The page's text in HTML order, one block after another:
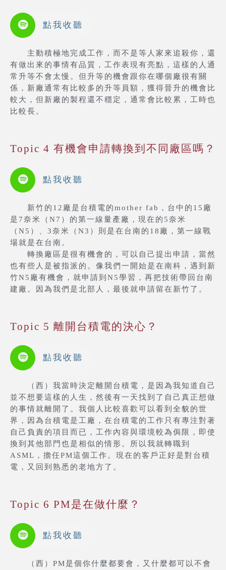
點我收聽
主動積極地完成工作，而不是等人家來追殺你，還
有做出來的事情有品質，工作表現有亮點，這樣的人通
常升等不會太慢。但升等的機會跟你在哪個廠很有關
係，新廠通常有比較多的升等員額，獲得晉升的機會比
較大，但新廠的製程還不穩定，通常會比較累，工時也
比較長。
Topic 4 有機會申請轉換到不同廠區嗎？
點我收聽
新竹的12廠是台積電的mother fab，台中的15廠
是7奈米（N7）的第一線量產廠，現在的5奈米
（N5）、3奈米（N3）則是在台南的18廠，第一線戰
場就是在台南。
轉換廠區是很有機會的，可以自己提出申請，當然
也有些人是被指派的。像我們一開始是在南科，遇到新
竹N5廠有機會，就申請到N5學習，再把技術帶回台南
建廠。因為我們是北部人，最後就申請留在新竹了。
Topic 5 離開台積電的決心？
點我收聽
（西）我當時決定離開台積電，是因為我知道自己
並不想要這樣的人生，然後有一天找到了自己真正想做
的事情就離開了。我個人比較喜歡可以看到全貌的世
界，因為台積電是工廠，在台積電的工作只有專注對著
自己負責的項目而已，工作內容與環境較為侷限，即使
換到其他部門也是相似的情形。所以我就轉職到
ASML，擔任PM這個工作。現在的客戶正好是對台積
電，又回到熟悉的老地方了。
Topic 6 PM是在做什麼？
點我收聽
（西）PM是個你什麼都要會，又什麼都可以不會